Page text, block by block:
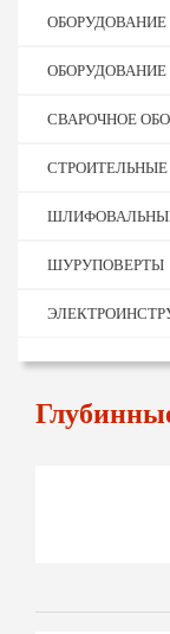
ОБОРУДОВАНИЕ
СВАРОЧНОЕ
ШУРУПОВЕРТЫ